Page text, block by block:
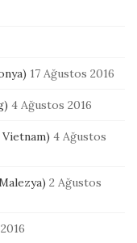
17 Ağustos 2016
4 Ağustos 2016
4 Ağustos
2 Ağustos